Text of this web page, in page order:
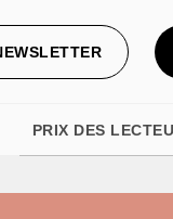
PRIX DES